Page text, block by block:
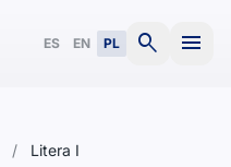
ES EN PL search menu
/ Litera I